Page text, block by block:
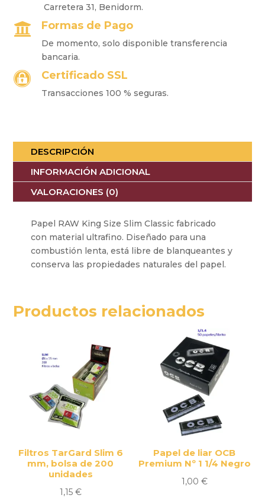
Carretera 31, Benidorm.
 Formas de Pago
De momento, solo disponible transferencia
bancaria.
 Certificado SSL
Transacciones 100 % seguras.
DESCRIPCIÓN
INFORMACIÓN ADICIONAL
VALORACIONES (0)
Papel RAW King Size Slim Classic fabricado
con material ultrafino. Diseñado para una
combustión lenta, está libre de blanqueantes y
conserva las propiedades naturales del papel.
Productos relacionados
Filtros TarGard Slim 6
mm, bolsa de 200
unidades
1,15 €
Papel de liar OCB
Premium Nº 1 1/4 Negro
1,00 €